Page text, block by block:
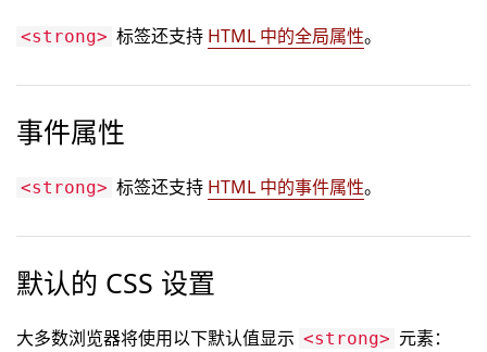
<strong> 标签还支持 HTML 中的全局属性。
事件属性
<strong> 标签还支持 HTML 中的事件属性。
默认的 CSS 设置
大多数浏览器将使用以下默认值显示 <strong> 元素：